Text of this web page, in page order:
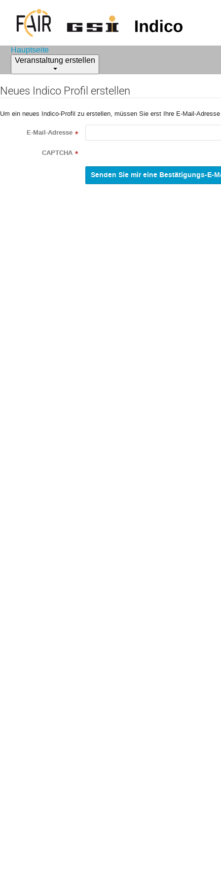
Hauptseite
Veranstaltung erstellen
Neues Indico Profil erstellen
Um ein neues Indico-Profil zu erstellen, müssen Sie erst Ihre E-Mail-
E-Mail-Adresse *
CAPTCHA *